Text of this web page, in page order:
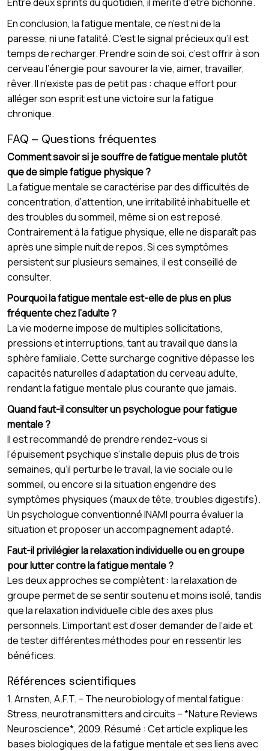
En conclusion, la fatigue mentale, ce n’est ni de la
paresse, ni une fatalité. C’est le signal précieux qu’il est
temps de recharger. Prendre soin de soi, c’est offrir à son
cerveau l’énergie pour savourer la vie, aimer, travailler,
rêver. Il n’existe pas de petit pas : chaque effort pour
alléger son esprit est une victoire sur la fatigue
chronique.
FAQ – Questions fréquentes
Comment savoir si je souffre de fatigue mentale plutôt
que de simple fatigue physique ?
La fatigue mentale se caractérise par des difficultés de
concentration, d’attention, une irritabilité inhabituelle et
des troubles du sommeil, même si on est reposé.
Contrairement à la fatigue physique, elle ne disparaît pas
après une simple nuit de repos. Si ces symptômes
persistent sur plusieurs semaines, il est conseillé de
consulter.
Pourquoi la fatigue mentale est-elle de plus en plus
fréquente chez l’adulte ?
La vie moderne impose de multiples sollicitations,
pressions et interruptions, tant au travail que dans la
sphère familiale. Cette surcharge cognitive dépasse les
capacités naturelles d’adaptation du cerveau adulte,
rendant la fatigue mentale plus courante que jamais.
Quand faut-il consulter un psychologue pour fatigue
mentale ?
Il est recommandé de prendre rendez-vous si
l’épuisement psychique s’installe depuis plus de trois
semaines, qu’il perturbe le travail, la vie sociale ou le
sommeil, ou encore si la situation engendre des
symptômes physiques (maux de tête, troubles digestifs).
Un psychologue conventionné INAMI pourra évaluer la
situation et proposer un accompagnement adapté.
Faut-il privilégier la relaxation individuelle ou en groupe
pour lutter contre la fatigue mentale ?
Les deux approches se complètent : la relaxation de
groupe permet de se sentir soutenu et moins isolé, tandis
que la relaxation individuelle cible des axes plus
personnels. L’important est d’oser demander de l’aide et
de tester différentes méthodes pour en ressentir les
bénéfices.
Références scientifiques
1. Arnsten, A.F.T. – The neurobiology of mental fatigue:
Stress, neurotransmitters and circuits – *Nature Reviews
Neuroscience*, 2009. Résumé : Cet article explique les
bases biologiques de la fatigue mentale et ses liens avec